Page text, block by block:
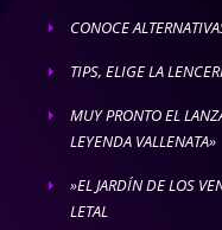
E CONOCE
E TIPS, ELIGE LA
E
MUY PRONTO EL
LEYENDA VALLENATA»
E
»EL JARDÍN DE LOS
LETAL